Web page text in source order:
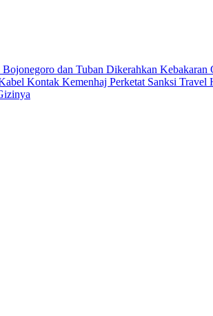
dan Tuban Dikerahkan Kebakaran
Kontak Kemenhaj Perketat Sanksi Travel